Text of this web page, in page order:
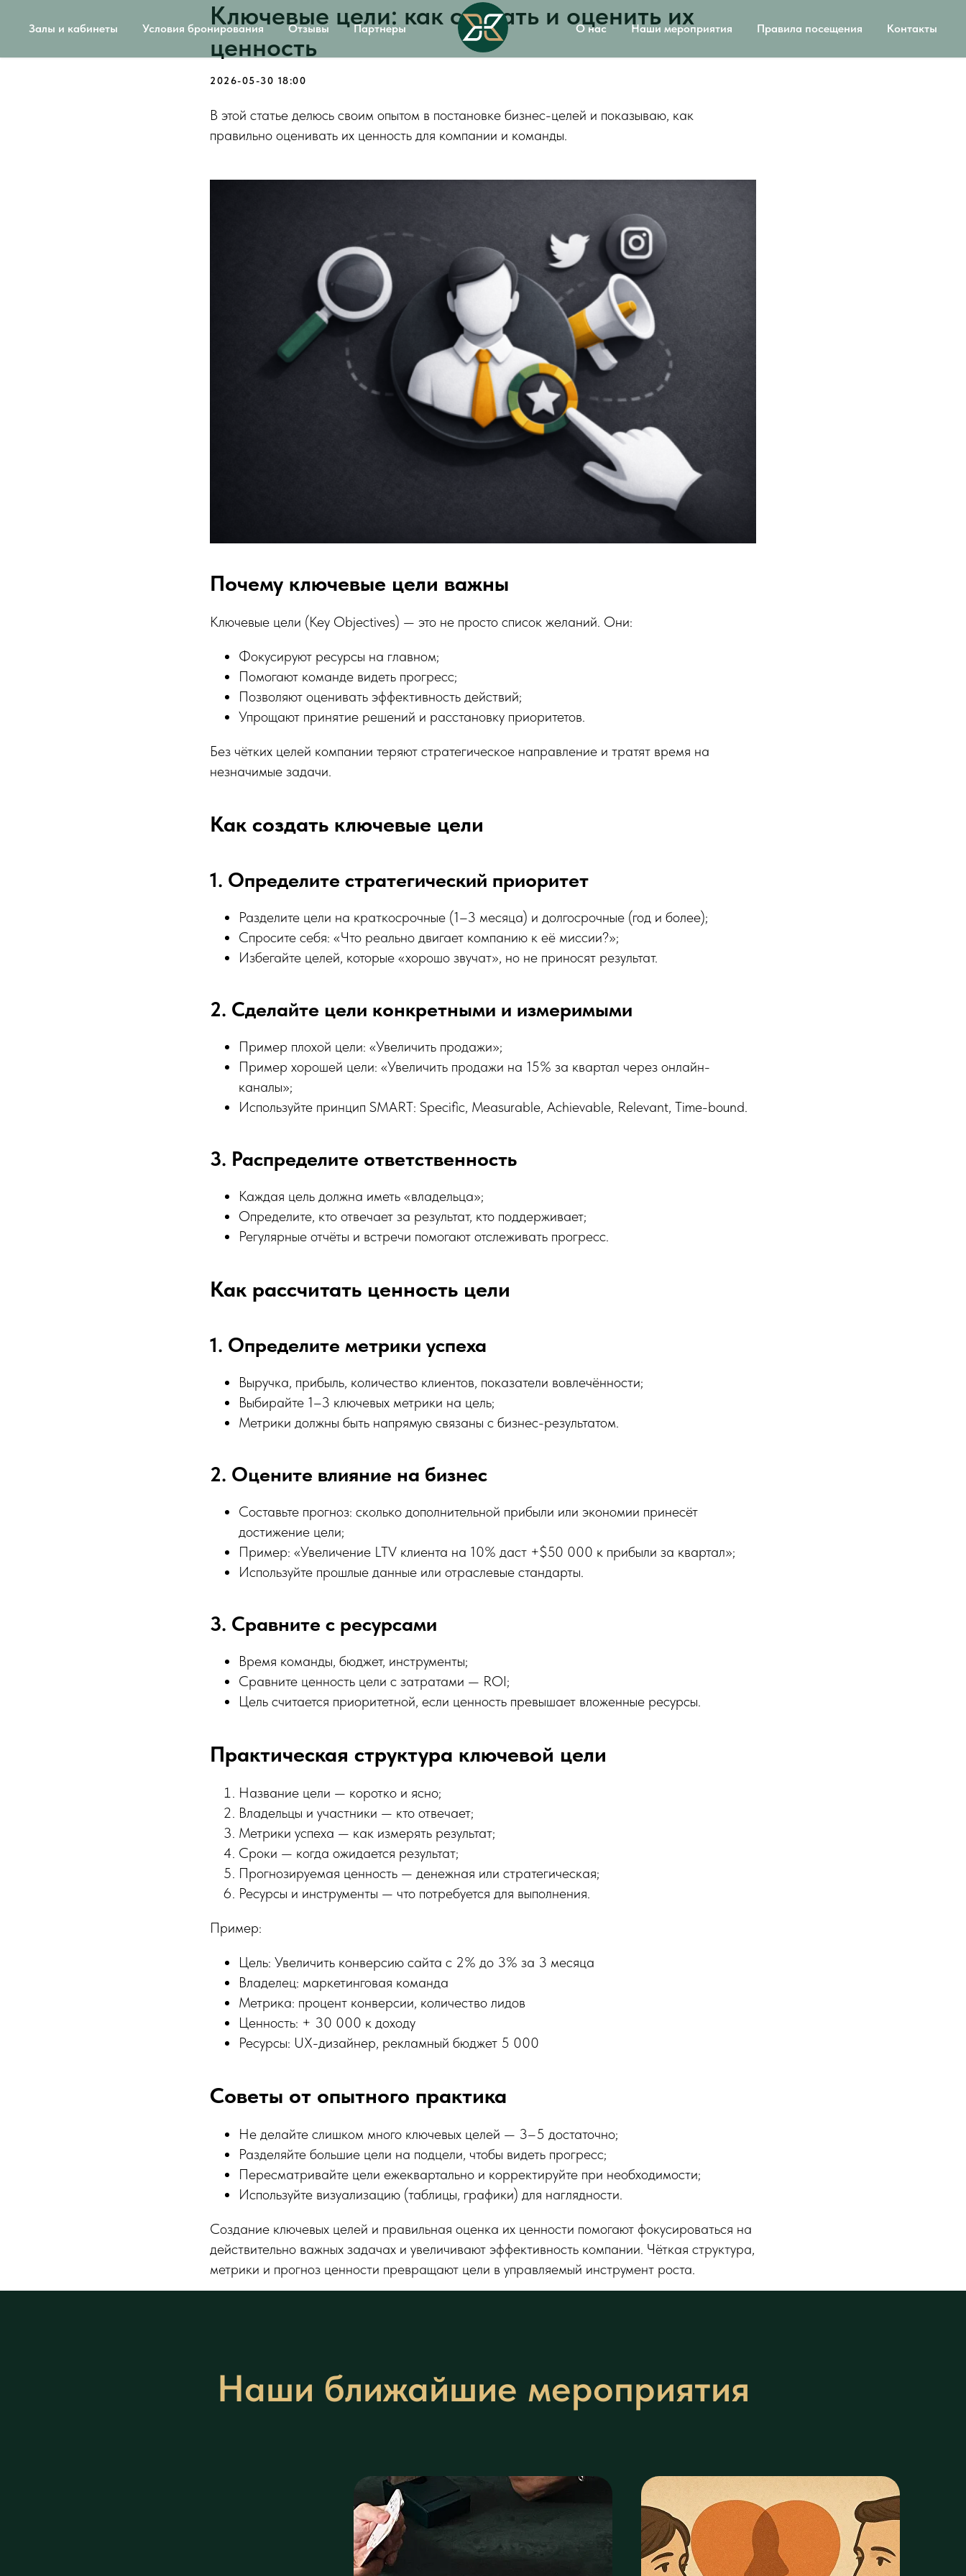
Залы и кабинеты Условия бронирования Отзывы Партнеры О нас Наши мероприятия Правила посещения Контакты
Ключевые цели: как создать и оценить их
ценность
2026-05-30 18:00
В этой статье делюсь своим опытом в постановке бизнес-целей и показываю, как
правильно оценивать их ценность для компании и команды.
Почему ключевые цели важны
Ключевые цели (Key Objectives) — это не просто список желаний. Они:
Фокусируют ресурсы на главном;
Помогают команде видеть прогресс;
Позволяют оценивать эффективность действий;
Упрощают принятие решений и расстановку приоритетов.
Без чётких целей компании теряют стратегическое направление и тратят время на
незначимые задачи.
Как создать ключевые цели
1. Определите стратегический приоритет
Разделите цели на краткосрочные (1–3 месяца) и долгосрочные (год и более);
Спросите себя: «Что реально двигает компанию к её миссии?»;
Избегайте целей, которые «хорошо звучат», но не приносят результат.
2. Сделайте цели конкретными и измеримыми
Пример плохой цели: «Увеличить продажи»;
Пример хорошей цели: «Увеличить продажи на 15% за квартал через онлайн-
каналы»;
Используйте принцип SMART: Specific, Measurable, Achievable, Relevant, Time-bound.
3. Распределите ответственность
Каждая цель должна иметь «владельца»;
Определите, кто отвечает за результат, кто поддерживает;
Регулярные отчёты и встречи помогают отслеживать прогресс.
Как рассчитать ценность цели
1. Определите метрики успеха
Выручка, прибыль, количество клиентов, показатели вовлечённости;
Выбирайте 1–3 ключевых метрики на цель;
Метрики должны быть напрямую связаны с бизнес-результатом.
2. Оцените влияние на бизнес
Составьте прогноз: сколько дополнительной прибыли или экономии принесёт
достижение цели;
Пример: «Увеличение LTV клиента на 10% даст +$50 000 к прибыли за квартал»;
Используйте прошлые данные или отраслевые стандарты.
3. Сравните с ресурсами
Время команды, бюджет, инструменты;
Сравните ценность цели с затратами — ROI;
Цель считается приоритетной, если ценность превышает вложенные ресурсы.
Практическая структура ключевой цели
Название цели — коротко и ясно;
Владельцы и участники — кто отвечает;
Метрики успеха — как измерять результат;
Сроки — когда ожидается результат;
Прогнозируемая ценность — денежная или стратегическая;
Ресурсы и инструменты — что потребуется для выполнения.
Пример:
Цель: Увеличить конверсию сайта с 2% до 3% за 3 месяца
Владелец: маркетинговая команда
Метрика: процент конверсии, количество лидов
Ценность: + 30 000 к доходу
Ресурсы: UX-дизайнер, рекламный бюджет 5 000
Советы от опытного практика
Не делайте слишком много ключевых целей — 3–5 достаточно;
Разделяйте большие цели на подцели, чтобы видеть прогресс;
Пересматривайте цели ежеквартально и корректируйте при необходимости;
Используйте визуализацию (таблицы, графики) для наглядности.
Создание ключевых целей и правильная оценка их ценности помогают фокусироваться на
действительно важных задачах и увеличивают эффективность компании. Чёткая структура,
метрики и прогноз ценности превращают цели в управляемый инструмент роста.
Наши ближайшие мероприятия